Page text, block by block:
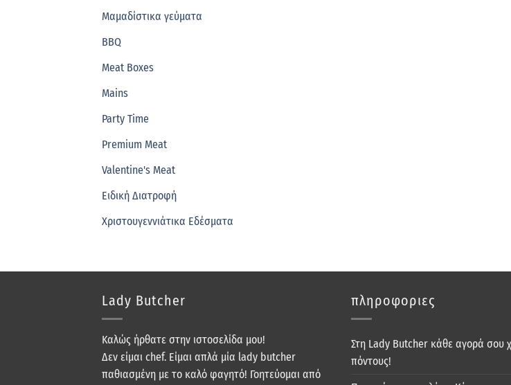
Μαμαδίστικα γεύματα
BBQ
Meat Boxes
Mains
Party Time
Premium Meat
Valentine's Meat
Ειδική Διατροφή
Χριστουγεννιάτικα Εδέσματα
Lady Butcher
Καλώς ήρθατε στην ιστοσελίδα μου!
Δεν είμαι chef. Είμαι απλά μία lady butcher
παθιασμένη με το καλό φαγητό! Γοητεύομαι από
πληροφοριες
Στη Lady Butcher κάθε αγορά σου
πόντους!